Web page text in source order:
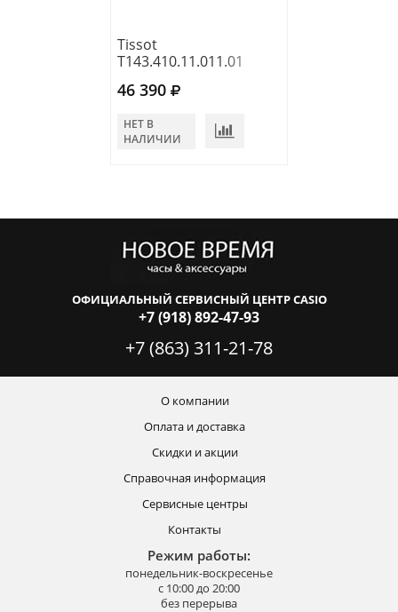
Tissot
T143.410.11.011.01
46 390
НЕТ В
НАЛИЧИИ
ОФИЦИАЛЬНЫЙ СЕРВИСНЫЙ ЦЕНТР CASIO
+7 (918) 892-47-93
+7 (863) 311-21-78
О компании
Оплата и доставка
Скидки и акции
Справочная информация
Сервисные центры
Контакты
Режим работы:
понедельник-воскресенье
с 10:00 до 20:00
без перерыва